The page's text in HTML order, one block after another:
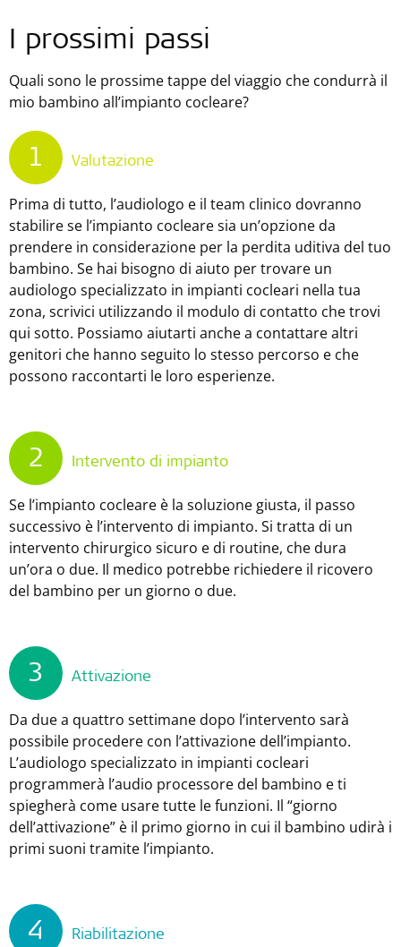
I prossimi passi
Quali sono le prossime tappe del viaggio che condurrà il
mio bambino all’impianto cocleare?
1 Valutazione
Prima di tutto, l’audiologo e il team clinico dovranno
stabilire se l’impianto cocleare sia un’opzione da
prendere in considerazione per la perdita uditiva del tuo
bambino. Se hai bisogno di aiuto per trovare un
audiologo specializzato in impianti cocleari nella tua
zona, scrivici utilizzando il modulo di contatto che trovi
qui sotto. Possiamo aiutarti anche a contattare altri
genitori che hanno seguito lo stesso percorso e che
possono raccontarti le loro esperienze.
2 Intervento di impianto
Se l’impianto cocleare è la soluzione giusta, il passo
successivo è l’intervento di impianto. Si tratta di un
intervento chirurgico sicuro e di routine, che dura
un’ora o due. Il medico potrebbe richiedere il ricovero
del bambino per un giorno o due.
3 Attivazione
Da due a quattro settimane dopo l’intervento sarà
possibile procedere con l’attivazione dell’impianto.
L’audiologo specializzato in impianti cocleari
programmerà l’audio processore del bambino e ti
spiegherà come usare tutte le funzioni. Il “giorno
dell’attivazione” è il primo giorno in cui il bambino udirà i
primi suoni tramite l’impianto.
4 Riabilitazione